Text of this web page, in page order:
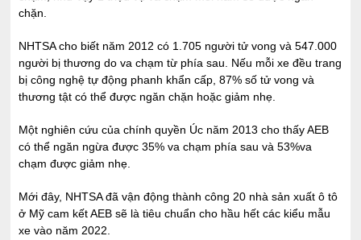
chặn.
NHTSA cho biết năm 2012 có 1.705 người tử vong và 547.000
người bị thương do va chạm từ phía sau. Nếu mỗi xe đều trang
bị công nghệ tự động phanh khẩn cấp, 87% số tử vong và
thương tật có thể được ngăn chặn hoặc giảm nhẹ.
Một nghiên cứu của chính quyền Úc năm 2013 cho thấy AEB
có thể ngăn ngừa được 35% va chạm phía sau và 53%va
chạm được giảm nhẹ.
Mới đây, NHTSA đã vận động thành công 20 nhà sản xuất ô tô
ở Mỹ cam kết AEB sẽ là tiêu chuẩn cho hầu hết các kiểu mẫu
xe vào năm 2022.